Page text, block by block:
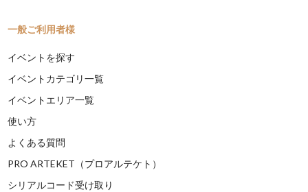
一般ご利用者様
イベントを探す
イベントカテゴリ一覧
イベントエリア一覧
使い方
よくある質問
PRO ARTEKET（プロアルテケト）
シリアルコード受け取り